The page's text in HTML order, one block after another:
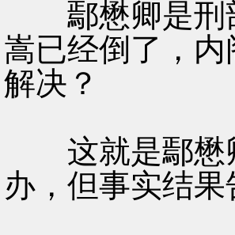
鄢懋卿是刑
嵩已经倒了，
解决？
这就是鄢懋
办，但事实结